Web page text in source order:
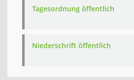
Tagesordnung öffentlich
Niederschrift öffentlich